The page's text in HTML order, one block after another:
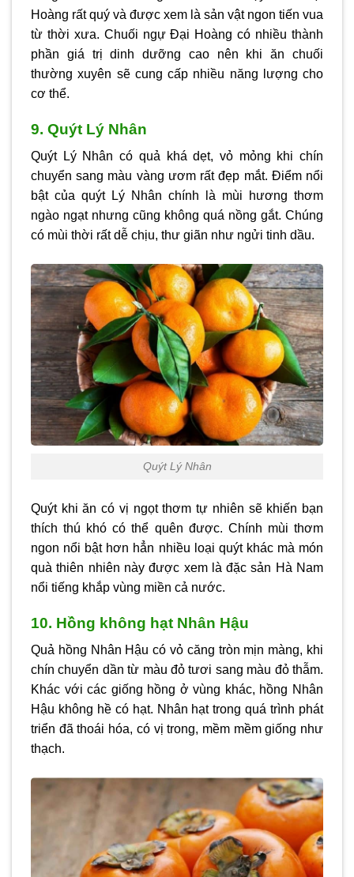
Hoàng rất quý và được xem là sản vật ngon tiến vua
từ thời xưa. Chuối ngự Đại Hoàng có nhiều thành
phần giá trị dinh dưỡng cao nên khi ăn chuối
thường xuyên sẽ cung cấp nhiều năng lượng cho
cơ thể.
9. Quýt Lý Nhân
Quýt Lý Nhân có quả khá dẹt, vỏ mỏng khi chín
chuyển sang màu vàng ươm rất đẹp mắt. Điểm nổi
bật của quýt Lý Nhân chính là mùi hương thơm
ngào ngạt nhưng cũng không quá nồng gắt. Chúng
có mùi thời rất dễ chịu, thư giãn như ngửi tinh dầu.
Quýt Lý Nhân
Quýt khi ăn có vị ngọt thơm tự nhiên sẽ khiến bạn
thích thú khó có thể quên được. Chính mùi thơm
ngon nổi bật hơn hẳn nhiều loại quýt khác mà món
quà thiên nhiên này được xem là đặc sản Hà Nam
nổi tiếng khắp vùng miền cả nước.
10. Hồng không hạt Nhân Hậu
Quả hồng Nhân Hậu có vỏ căng tròn mịn màng, khi
chín chuyển dần từ màu đỏ tươi sang màu đỏ thẫm.
Khác với các giống hồng ở vùng khác, hồng Nhân
Hậu không hề có hạt. Nhân hạt trong quá trình phát
triển đã thoái hóa, có vị trong, mềm mềm giống như
thạch.